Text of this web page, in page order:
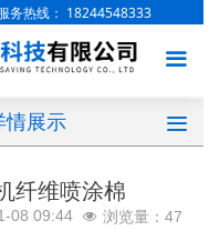
끀
务热线： 18244548333
情展示 끀
纤维喷涂棉
08 09:44 넶 浏览量： 47